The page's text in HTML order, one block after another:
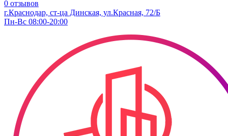
0 отзывов
г.Краснодар, ст-ца Динская, ул.Красная, 72/Б
Пн-Вс 08:00-20:00